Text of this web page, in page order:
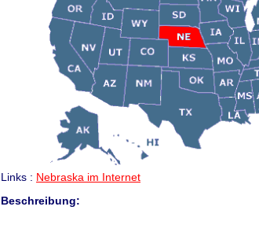
Links : Nebraska im Internet
Beschreibung: